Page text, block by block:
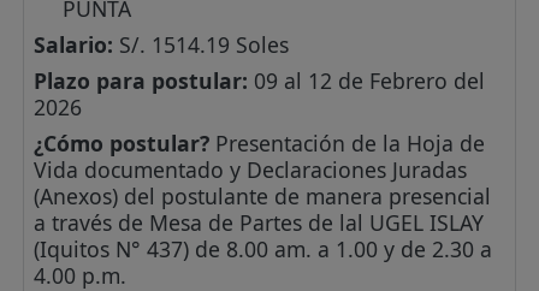
PUNTA
Salario: S/. 1514.19 Soles
Plazo para postular: 09 al 12 de Febrero del
2026
¿Cómo postular? Presentación de la Hoja de
Vida documentado y Declaraciones Juradas
(Anexos) del postulante de manera presencial
a través de Mesa de Partes de lal UGEL ISLAY
(Iquitos N° 437) de 8.00 am. a 1.00 y de 2.30 a
4.00 p.m.